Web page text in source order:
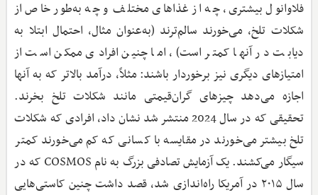
فلاوانول بیشتری، چه از غذاهای مختلف و چه به‌طور خاص از
شکلات تلخ، می‌خورند سالم‌ترند (به‌عنوان مثال، احتمال ابتلا به
دیابت در آنها کمتر است)، اما چنین افرادی ممکن است از
امتیازهای دیگری نیز برخوردار باشند: مثلاً، درآمد بالاتر که به آنها
اجازه می‌دهد چیزهای گران‌قیمتی مانند شکلات تلخ بخرند.
تحقیقی که در سال 2024 منتشر شد نشان داد، افرادی که شکلات
تلخ بیشتر می‌خورند در مقایسه با کسانی که کم می‌خورند کمتر
سیگار می‌کشند. یک آزمایش تصادفی بزرگ به نام COSMOS که در
سال ۲۰۱۵ در آمریکا راه‌اندازی شد، قصد داشت چنین کاستی‌هایی